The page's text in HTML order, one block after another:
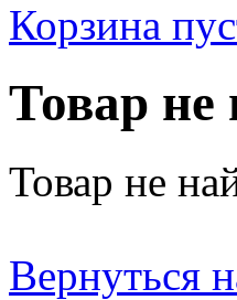
Корзина
Товар не
Товар не
Вернуться